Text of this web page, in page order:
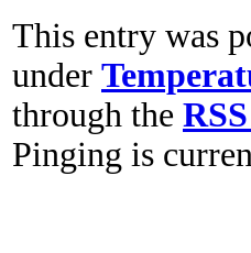
This entry was
under
through the
Pinging is